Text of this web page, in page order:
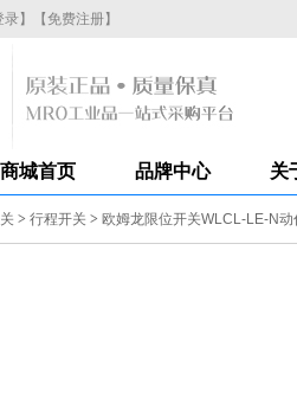
录】 【免费注册】
商城首页 品牌中心 关
> 行程开关 > 欧姆龙限位开关WLCL-LE-N